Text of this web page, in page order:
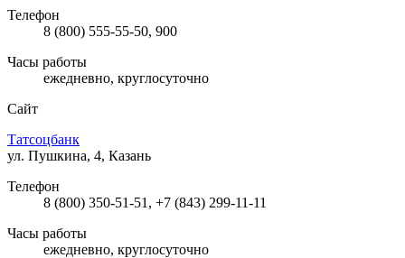
Телефон
8 (800) 555-55-50, 900
Часы работы
ежедневно, круглосуточно
Сайт
Татсоцбанк
ул. Пушкина, 4, Казань
Телефон
8 (800) 350-51-51, +7 (843) 299-11-11
Часы работы
ежедневно, круглосуточно